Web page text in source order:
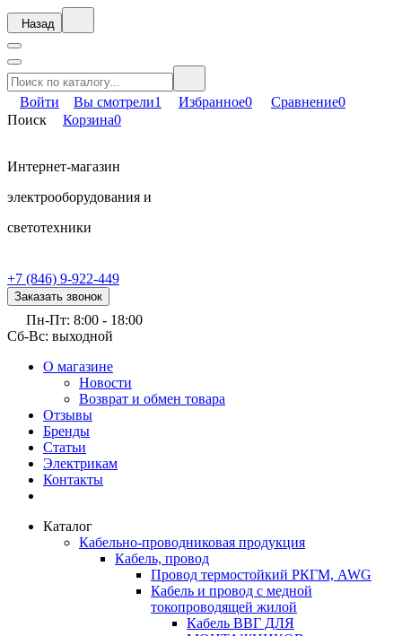
Назад
Войти Вы смотрели1 Избранное0 Сравнение0
Поиск
Корзина0
Интернет-магазин
электрооборудования и
светотехники
+7 (846) 9-922-449
Заказать звонок
Пн-Пт: 8:00 - 18:00
Сб-Вс: выходной
О магазине
Новости
Возврат и обмен товара
Отзывы
Бренды
Статьи
Электрикам
Контакты
Каталог
Кабельно-проводниковая продукция
Кабель, провод
Провод термостойкий РКГМ, AWG
Кабель и провод с медной
токопроводящей жилой
Кабель ВВГ ДЛЯ